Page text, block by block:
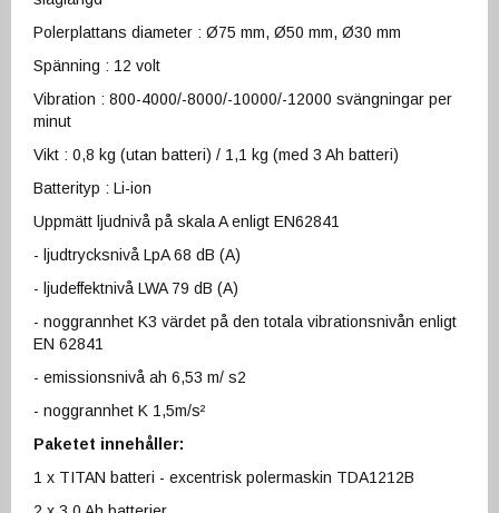
Polerplattans diameter : Ø75 mm, Ø50 mm, Ø30 mm
Spänning : 12 volt
Vibration : 800-4000/-8000/-10000/-12000 svängningar per
minut
Vikt : 0,8 kg (utan batteri) / 1,1 kg (med 3 Ah batteri)
Batterityp : Li-ion
Uppmätt ljudnivå på skala A enligt EN62841
- ljudtrycksnivå LpA 68 dB (A)
- ljudeffektnivå LWA 79 dB (A)
- noggrannhet K3 värdet på den totala vibrationsnivån enligt
EN 62841
- emissionsnivå ah 6,53 m/ s2
- noggrannhet K 1,5m/s²
Paketet innehåller:
1 x TITAN batteri - excentrisk polermaskin TDA1212B